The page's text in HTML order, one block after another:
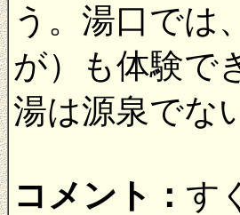
う。湯口では
が）も体験で
湯は源泉でな
コメント： す